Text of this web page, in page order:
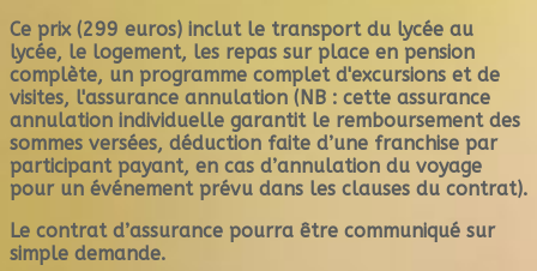
Ce prix (299 euros) inclut le transport du lycée au
lycée, le logement, les repas sur place en pension
complète, un programme complet d'excursions et de
visites, l'assurance annulation (NB : cette assurance
annulation individuelle garantit le remboursement des
sommes versées, déduction faite d’une franchise par
participant payant, en cas d’annulation du voyage
pour un événement prévu dans les clauses du contrat).
Le contrat d’assurance pourra être communiqué sur
simple demande.